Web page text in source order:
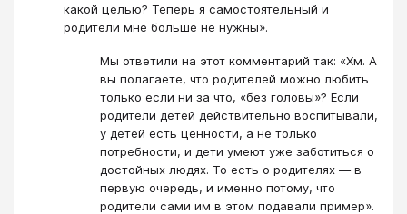
какой целью? Теперь я самостоятельный и
родители мне больше не нужны».
Мы ответили на этот комментарий так: «Хм. А
вы полагаете, что родителей можно любить
только если ни за что, «без головы»? Если
родители детей действительно воспитывали,
у детей есть ценности, а не только
потребности, и дети умеют уже заботиться о
достойных людях. То есть о родителях — в
первую очередь, и именно потому, что
родители сами им в этом подавали пример».